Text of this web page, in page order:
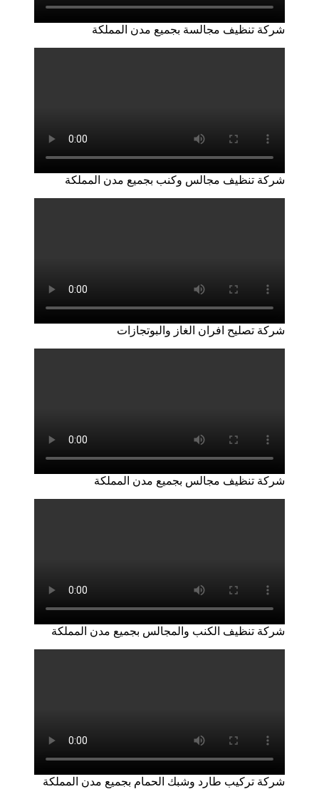
شركة تنظيف مجالسة بجميع مدن المملكة
شركة تنظيف مجالس وكنب بجميع مدن المملكة
شركة تصليح افران الغاز والبوتجازات
شركة تنظيف مجالس بجميع مدن المملكة
شركة تنظيف الكنب والمجالس بجميع مدن المملكة
شركة تركيب طارد وشبك الحمام بجميع مدن المملكة